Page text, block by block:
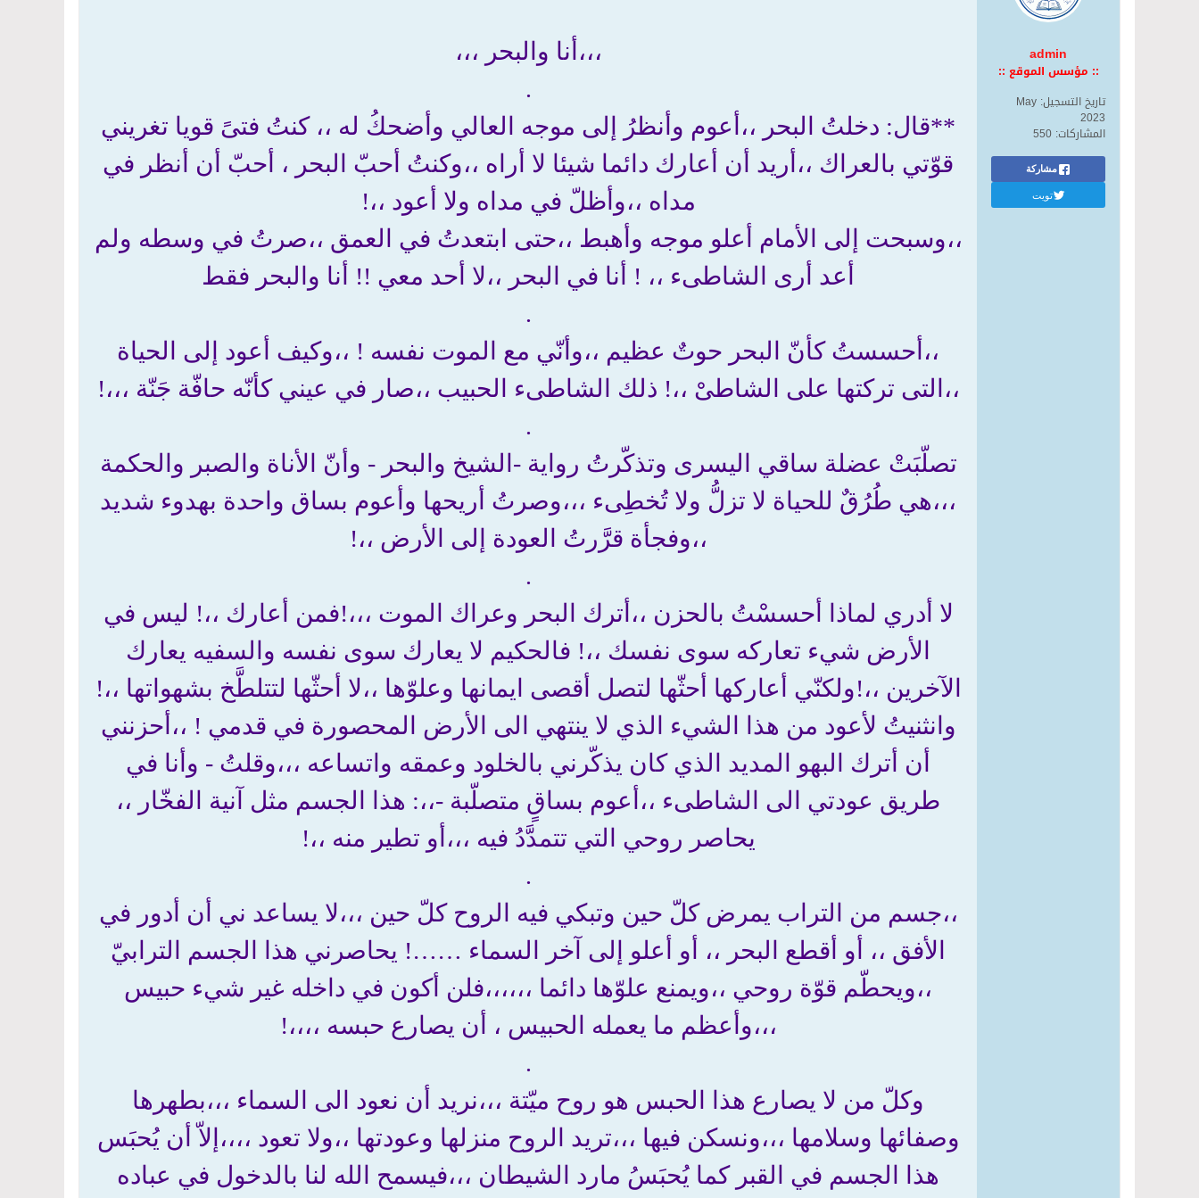
admin
:: مؤسس الموقع ::
تاريخ التسجيل: May
2023
المشاركات: 550
مشاركة
تويت
،،،أنا والبحر ،،،
.
**قال: دخلتُ البحر ،،أعوم وأنظرُ إلى موجه العالي وأضحكُ له ،، كنتُ فتىً قويا تغريني
قوّتي بالعراك ،،أريد أن أعارك دائما شيئا لا أراه ،،وكنتُ أحبّ البحر ، أحبّ أن أنظر في
مداه ،،وأظلّ في مداه ولا أعود ،،!
،،وسبحت إلى الأمام أعلو موجه وأهبط ،،حتى ابتعدتُ في العمق ،،صرتُ في وسطه ولم
أعد أرى الشاطىء ،، ! أنا في البحر ،،لا أحد معي !! أنا والبحر فقط
.
،،أحسستُ كأنّ البحر حوتٌ عظيم ،،وأنّي مع الموت نفسه ! ،،وكيف أعود إلى الحياة
،،التى تركتها على الشاطىْ ،،! ذلك الشاطىء الحبيب ،،صار في عيني كأنّه حافّة جَنّة ،،،!
.
تصلّبَتْ عضلة ساقي اليسرى وتذكّرتُ رواية -الشيخ والبحر - وأنّ الأناة والصبر والحكمة
،،،هي طُرُقٌ للحياة لا تزلُّ ولا تُخطِىء ،،،وصرتُ أريحها وأعوم بساق واحدة بهدوء شديد
،،وفجأة قرَّرتُ العودة إلى الأرض ،،!
.
لا أدري لماذا أحسسْتُ بالحزن ،،أترك البحر وعراك الموت ،،،!فمن أعارك ،،! ليس في
الأرض شيء تعاركه سوى نفسك ،،! فالحكيم لا يعارك سوى نفسه والسفيه يعارك
الآخرين ،،!ولكنّي أعاركها أحثّها لتصل أقصى ايمانها وعلوّها ،،لا أحثّها لتتلطَّخ بشهواتها ،،!
وانثنيتُ لأعود من هذا الشيء الذي لا ينتهي الى الأرض المحصورة في قدمي ! ،،أحزنني
أن أترك البهو المديد الذي كان يذكّرني بالخلود وعمقه واتساعه ،،،وقلتُ - وأنا في
طريق عودتي الى الشاطىء ،،أعوم بساقٍ متصلّبة -،،: هذا الجسم مثل آنية الفخّار ،،
يحاصر روحي التي تتمدَّدُ فيه ،،،أو تطير منه ،،!
.
،،جسم من التراب يمرض كلّ حين وتبكي فيه الروح كلّ حين ،،،لا يساعد ني أن أدور في
الأفق ،، أو أقطع البحر ،، أو أعلو إلى آخر السماء ……! يحاصرني هذا الجسم الترابيّ
،،ويحطّم قوّة روحي ،،ويمنع علوّها دائما ،،،،،،فلن أكون في داخله غير شيء حبيس
،،،وأعظم ما يعمله الحبيس ، أن يصارع حبسه ،،،،!
.
وكلّ من لا يصارع هذا الحبس هو روح ميّتة ،،،نريد أن نعود الى السماء ،،،بطهرها
وصفائها وسلامها ،،،ونسكن فيها ،،،تريد الروح منزلها وعودتها ،،ولا تعود ،،،،إلاّ أن يُحبَس
هذا الجسم في القبر كما يُحبَسُ مارد الشيطان ،،،فيسمح الله لنا بالدخول في عباده